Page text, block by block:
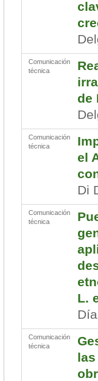
Comunicación
técnica
de
Comunicación
técnica
el
Di
Comunicación
técnica
L.
Comunicación
técnica